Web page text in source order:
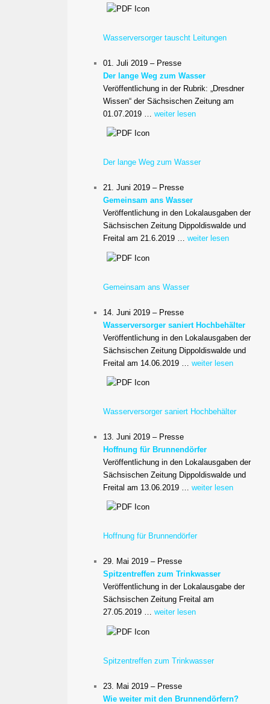
Wasserversorger tauscht Leitungen
01. Juli 2019 – Presse
Der lange Weg zum Wasser
Veröffentlichung in der Rubrik: „Dresdner
Wissen“ der Sächsischen Zeitung am
01.07.2019 …weiter lesen
Der lange Weg zum Wasser
21. Juni 2019 – Presse
Gemeinsam ans Wasser
Veröffentlichung in den Lokalausgaben der
Sächsischen Zeitung Dippoldiswalde und
Freital am 21.6.2019 …weiter lesen
Gemeinsam ans Wasser
14. Juni 2019 – Presse
Wasserversorger saniert Hochbehälter
Veröffentlichung in den Lokalausgaben der
Sächsischen Zeitung Dippoldiswalde und
Freital am 14.06.2019 …weiter lesen
Wasserversorger saniert Hochbehälter
13. Juni 2019 – Presse
Hoffnung für Brunnendörfer
Veröffentlichung in den Lokalausgaben der
Sächsischen Zeitung Dippoldiswalde und
Freital am 13.06.2019 …weiter lesen
Hoffnung für Brunnendörfer
29. Mai 2019 – Presse
Spitzentreffen zum Trinkwasser
Veröffentlichung in der Lokalausgabe der
Sächsischen Zeitung Freital am
27.05.2019 …weiter lesen
Spitzentreffen zum Trinkwasser
23. Mai 2019 – Presse
Wie weiter mit den Brunnendörfern?